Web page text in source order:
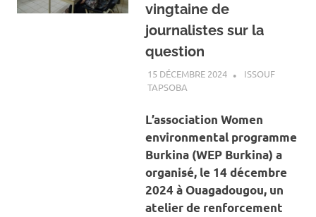
vingtaine de
journalistes sur la
question
15 DÉCEMBRE 2024
ISSOUF
TAPSOBA
L’association Women
environmental programme
Burkina (WEP Burkina) a
organisé, le 14 décembre
2024 à Ouagadougou, un
atelier de renforcement